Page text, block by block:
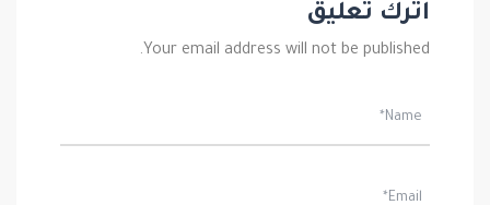
اترك تعليق
Your email address will not be published.